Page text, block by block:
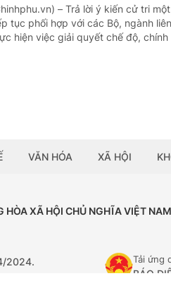
– Trả lời ý kiến cử tri
tục phối hợp với các Bộ, ngành
hiện việc giải quyết chế độ,
VĂN HÓA XÃ HỘI
XÃ HỘI CHỦ NGHĨA VIỆT NAM
2024.
Tải ứng
BÁO